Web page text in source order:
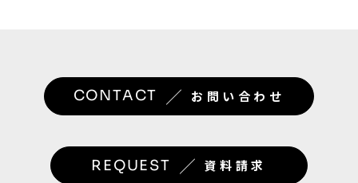
CONTACT ／ お問い合わせ
REQUEST ／ 資料請求